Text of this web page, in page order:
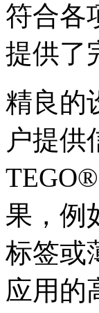
符合各
提供了
精良的
户提供
果，例
标签或
应用的